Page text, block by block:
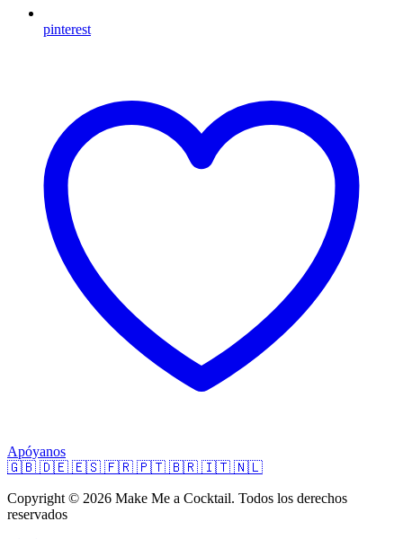
pinterest
Apóyanos
🇬🇧 🇩🇪 🇪🇸 🇫🇷 🇵🇹 🇧🇷 🇮🇹 🇳🇱
Copyright © 2026 Make Me a Cocktail. Todos los derechos
reservados